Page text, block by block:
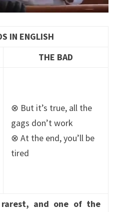
IN ENGLISH
THE BAD
⊗ But it’s true, all the
gags don’t work
⊗ At the end, you’ll be
tired
and one of the